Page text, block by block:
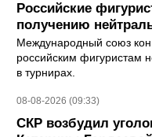
Российские
получению
Международный союз
российским фигуристам
в турнирах.
08-08-2026 (09:33)
СКР возбудил